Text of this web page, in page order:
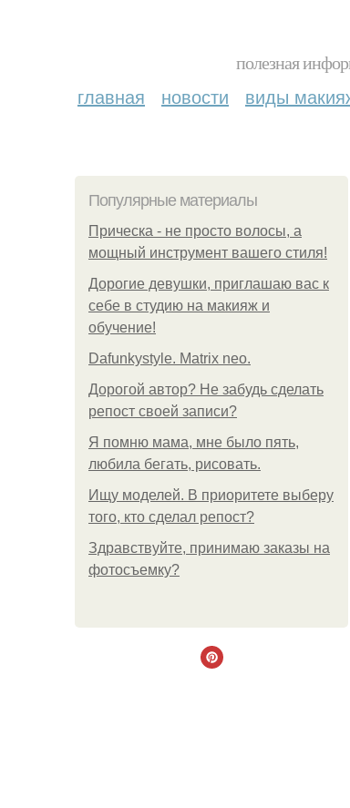
полезная
главная новости виды
Популярные материалы
Прическа - не просто волосы, а
мощный инструмент вашего стиля!
Дорогие девушки, приглашаю вас к
себе в студию на макияж и
обучение!
Dafunkystyle. Matrix neo.
Дорогой автор? Не забудь сделать
репост своей записи?
Я помню мама, мне было пять,
любила бегать, рисовать.
Ищу моделей. В приоритете выберу
того, кто сделал репост?
Здравствуйте, принимаю заказы на
фотосъемку?